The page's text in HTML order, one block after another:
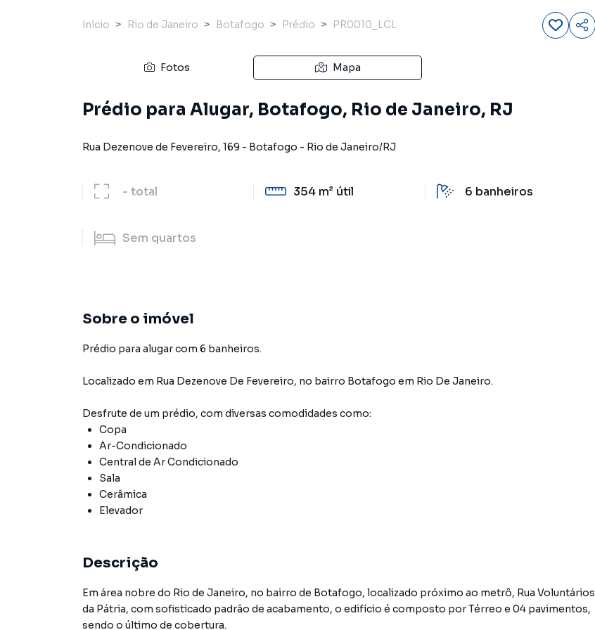
Início Rio de Janeiro Botafogo Prédio PR0010_LCL
Fotos Mapa
Prédio para Alugar, Botafogo, Rio de Janeiro, RJ
Rua Dezenove de Fevereiro, 169 - Botafogo - Rio de Janeiro/RJ
- total 354 m² útil 6 banheiros
Sem quartos
Sobre o imóvel
Prédio para alugar com 6 banheiros.
Localizado em Rua Dezenove De Fevereiro, no bairro Botafogo em Rio De Janeiro.
Desfrute de um prédio, com diversas comodidades como:
Copa
Ar-Condicionado
Central de Ar Condicionado
Sala
Cerâmica
Elevador
Descrição
Em área nobre do Rio de Janeiro, no bairro de Botafogo, localizado próximo ao metrô, Rua Voluntários
da Pátria, com sofisticado padrão de acabamento, o edifício é composto por Térreo e 04 pavimentos,
sendo o último de cobertura.